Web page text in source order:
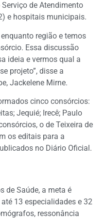
de Atendimento
e hospitais municipais.
região e temos
Essa discussão
ideia e vermos qual a
projeto”, disse a
Jackelene Mirne.
cinco consórcios:
Jequié; Irecê; Paulo
o de Teixeira de
os editais para a
no Diário Oficial.
de Saúde, a meta é
13 especialidades e 32
ressonância